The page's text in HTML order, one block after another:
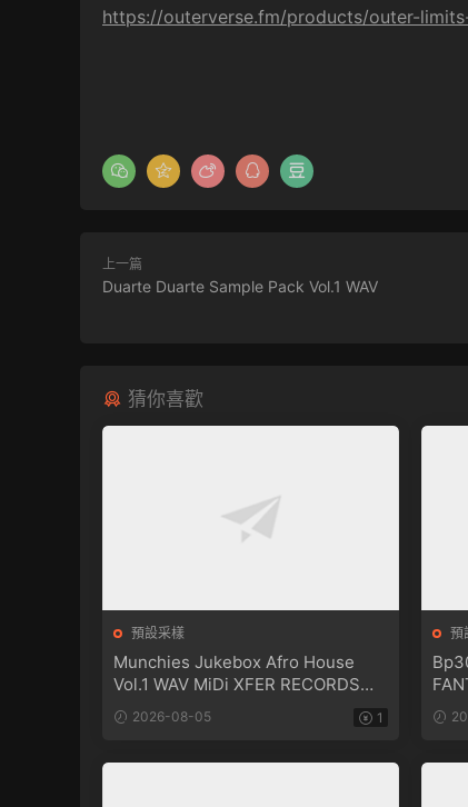
https://outerverse.fm/products/outer-
上一篇
Duarte Duarte Sample Pack Vol.1 WAV
猜你喜歡
預設采樣
Munchies Jukebox Afro House
Vol.1 WAV MiDi XFER RECORDS
SERUM-FANTASTiC
2026-08-05 1
預